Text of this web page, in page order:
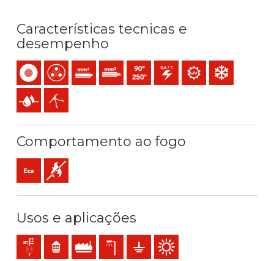
Características tecnicas e
desempenho
MonocondutorMulticondutorCondutor rígido maciço (classe 1) mm2
Condutor rígido cableado (classe 2) mm2
Temperatura máx. serviço: 90ºC /
0,6/1 (1,2) kV C.AResistência aos raios
Resistência ao
Presença de água
Fácil descascado
Comportamento ao fogo
Eca (reacção ao fogo)
Não propagador da chama
Usos e aplicações
Redes de distribuição
ResidencialUso industrialIluminação pública
Redes de terraUtilização exterior